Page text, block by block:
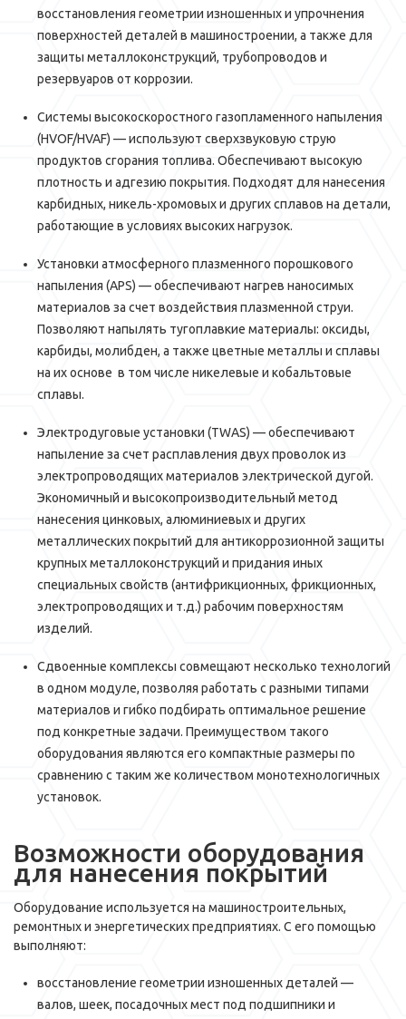
восстановления геометрии изношенных и упрочнения
поверхностей деталей в машиностроении, а также для
защиты металлоконструкций, трубопроводов и
резервуаров от коррозии.
Системы высокоскоростного газопламенного напыления
(HVOF/HVAF) — используют сверхзвуковую струю
продуктов сгорания топлива. Обеспечивают высокую
плотность и адгезию покрытия. Подходят для нанесения
карбидных, никель-хромовых и других сплавов на детали,
работающие в условиях высоких нагрузок.
Установки атмосферного плазменного порошкового
напыления (APS) — обеспечивают нагрев наносимых
материалов за счет воздействия плазменной струи.
Позволяют напылять тугоплавкие материалы: оксиды,
карбиды, молибден, а также цветные металлы и сплавы
на их основе в том числе никелевые и кобальтовые
сплавы.
Электродуговые установки (TWAS) — обеспечивают
напыление за счет расплавления двух проволок из
электропроводящих материалов электрической дугой.
Экономичный и высокопроизводительный метод
нанесения цинковых, алюминиевых и других
металлических покрытий для антикоррозионной защиты
крупных металлоконструкций и придания иных
специальных свойств (антифрикционных, фрикционных,
электропроводящих и т.д.) рабочим поверхностям
изделий.
Сдвоенные комплексы совмещают несколько технологий
в одном модуле, позволяя работать с разными типами
материалов и гибко подбирать оптимальное решение
под конкретные задачи. Преимуществом такого
оборудования являются его компактные размеры по
сравнению с таким же количеством монотехнологичных
установок.
Возможности оборудования
для нанесения покрытий
Оборудование используется на машиностроительных,
ремонтных и энергетических предприятиях. С его помощью
выполняют:
восстановление геометрии изношенных деталей —
валов, шеек, посадочных мест под подшипники и